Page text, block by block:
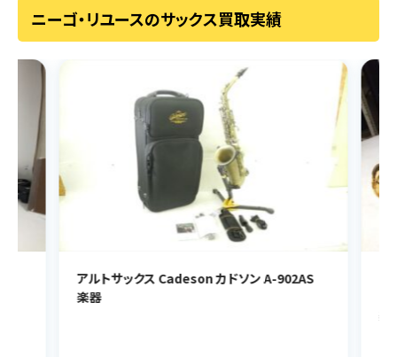
ニーゴ・リユースのサックス買取実績
アルトサックス Cadeson カドソン A-902AS
楽器
楽